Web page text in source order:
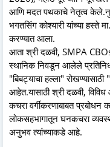
आणि मदत पथकाचे नेतृत्व
भगतसिंग कोश्यारी यांच्या हस्ते
करण्यात आला.
आता श्री दळवी, SMPA
स्थानिक निवडून आलेले
"बिबट्याचा हल्ला"
आहेत.यासाठी श्री दळवी,
कचरा वर्गीकरणाबाबत
लोकसहभागातून घनकचरा
अनुभव त्यांच्याकडे आहे.